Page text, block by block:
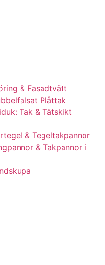
& Fasadtvätt
Plåttak
Tak & Tätskikt
& Tegeltakpannor
& Takpannor i